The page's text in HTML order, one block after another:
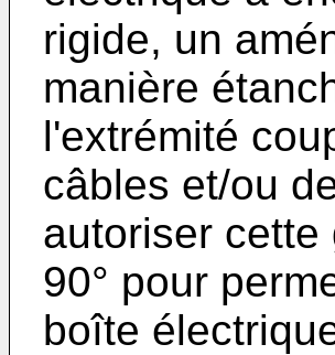
rigide, un
manière
l'extrémité
câbles et/ou
autoriser
90° pour
boîte